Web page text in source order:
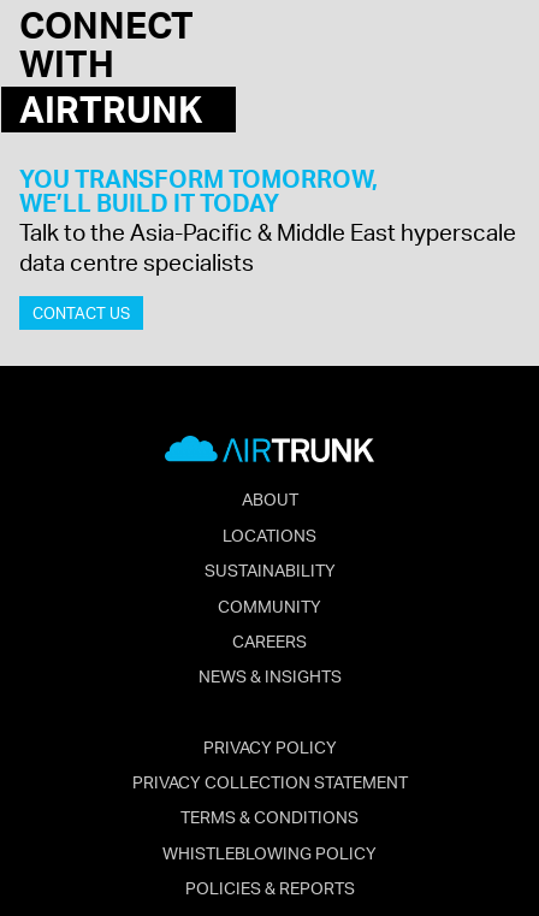
CONNECT
WITH
AIRTRUNK
YOU TRANSFORM TOMORROW,
WE’LL BUILD IT TODAY
Talk to the Asia-Pacific & Middle East hyperscale
data centre specialists
CONTACT US
ABOUT
LOCATIONS
SUSTAINABILITY
COMMUNITY
CAREERS
NEWS & INSIGHTS
PRIVACY POLICY
PRIVACY COLLECTION STATEMENT
TERMS & CONDITIONS
WHISTLEBLOWING POLICY
POLICIES & REPORTS